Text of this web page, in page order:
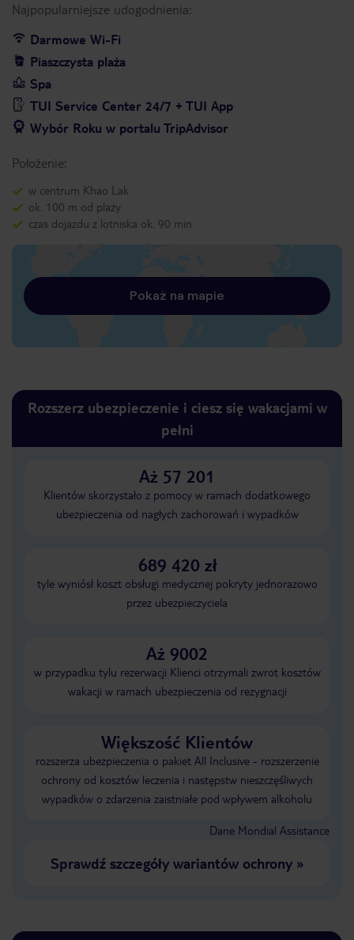
Najpopularniejsze udogodnienia:
Darmowe Wi-Fi
Piaszczysta plaża
Spa
TUI Service Center 24/7 + TUI App
Wybór Roku w portalu TripAdvisor
Położenie:
w centrum Khao Lak
ok. 100 m od plaży
czas dojazdu z lotniska ok. 90 min
Pokaż na mapie
Rozszerz ubezpieczenie i ciesz się wakacjami w
pełni
Aż 57 201
Klientów skorzystało z pomocy w ramach dodatkowego
ubezpieczenia od nagłych zachorowań i wypadków
689 420 zł
tyle wyniósł koszt obsługi medycznej pokryty jednorazowo
przez ubezpieczyciela
Aż 9002
w przypadku tylu rezerwacji Klienci otrzymali zwrot kosztów
wakacji w ramach ubezpieczenia od rezygnacji
Większość Klientów
rozszerza ubezpieczenia o pakiet All Inclusive - rozszerzenie
ochrony od kosztów leczenia i następstw nieszczęśliwych
wypadków o zdarzenia zaistniałe pod wpływem alkoholu
Dane Mondial Assistance
Sprawdź szczegóły wariantów ochrony»